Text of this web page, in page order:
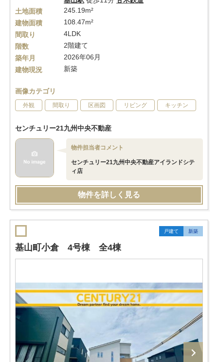
土地面積
245.19m²
建物面積
108.47m²
間取り
4LDK
階数
2階建て
築年月
2026年06月
建物現況
新築
画像カテゴリ
外観 間取り 区画図 リビング キッチン
センチュリー21九州中央不動産
物件担当者コメント
センチュリー21九州中央不動産アイランドシテ
ィ店
物件を詳しく見る
戸建て 新築
基山町小倉 4号棟 全4棟